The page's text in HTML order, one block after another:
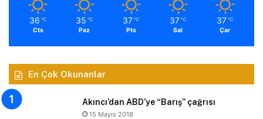
36 ℃
Cts
35 ℃
Paz
37 ℃
Pts
37 ℃
Sal
37 ℃
Çar
En Çok Okunanlar
Akıncı’dan ABD’ye “Barış” çağrısı
15 Mayıs 2018